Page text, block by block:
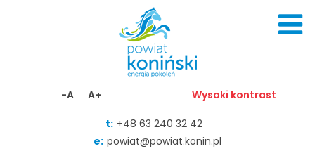
-A A+ Wysoki kontrast
t: +48 63 240 32 42
e: powiat@powiat.konin.pl